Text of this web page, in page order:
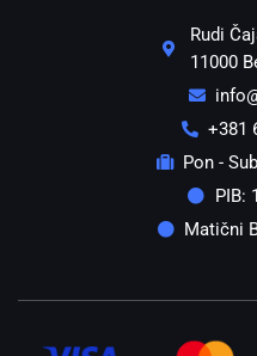
Rudi
11000
+381
Pon -
PIB:
Matični